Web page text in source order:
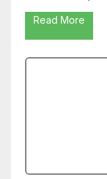
Read More